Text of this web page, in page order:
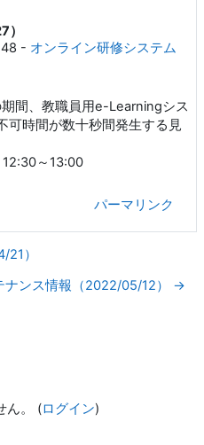
- オンライン研修システム
間、教職員用e-Learningシス
可時間が数十秒間発生する見
～13:00
パーマリンク
）
ナンス情報（2022/05/12） →
ん。 (ログイン)